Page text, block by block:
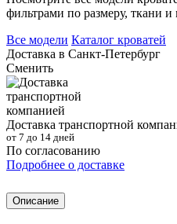
фильтрами по размеру, ткани и
Все модели Каталог кроватей
Доставка в Санкт-Петербург
Сменить
Доставка транспортной
от 7 до 14 дней
По согласованию
Подробнее о доставке
Описание